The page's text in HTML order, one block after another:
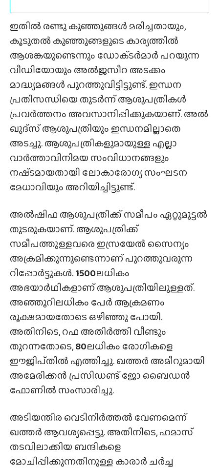
ഇതിൽ രണ്ടു കുഞ്ഞുങ്ങൾ മരിച്ചതായും,
കൂടുതൽ കുഞ്ഞുങ്ങളുടെ കാര്യത്തിൽ
ആശങ്കയുണ്ടെന്നും ഡോക്‌ടർമാർ പറയുന്ന
വീഡിയോയും അൽജസീറ അടക്കം
മാദ്ധ്യമങ്ങൾ പുറത്തുവിട്ടിട്ടുണ്ട്. ഇന്ധന
പ്രതിസന്ധിയെ തുടർന്ന് ആശുപത്രികൾ
പ്രവർത്തനം അവസാനിപ്പിക്കുകയാണ്. അൽ
ഖുദ്‌സ് ആശുപത്രിയും ഇന്ധനമില്ലാതെ
അടച്ചു. ആശുപത്രികളുമായുള്ള എല്ലാ
വാർത്താവിനിമയ സംവിധാനങ്ങളും
നഷ്‌ടമായതായി ലോകാരോഗ്യ സംഘടന
മേധാവിയും അറിയിച്ചിട്ടുണ്ട്.
അൽഷിഫ ആശുപത്രിക്ക് സമീപം ഏറ്റുമുട്ടൽ
തുടരുകയാണ്. ആശുപത്രിക്ക്
സമീപത്തുള്ളവരെ ഇസ്രയേൽ സൈന്യം
അക്രമിക്കുന്നുണ്ടെന്നാണ് പുറത്തുവരുന്ന
റിപ്പോർട്ടുകൾ.1500ലധികം
അഭയാർഥികളാണ് ആശുപത്രിയിലുള്ളത്.
അഞ്ഞൂറിലധികം പേർ ആക്രമണം
രൂക്ഷമായതോടെ ഒഴിഞ്ഞു പോയി.
അതിനിടെ, റഫ അതിർത്തി വീണ്ടും
തുറന്നതോടെ,80ലധികം രോഗികളെ
ഈജിപ്‌തിൽ എത്തിച്ചു. ഖത്തർ അമീറുമായി
അമേരിക്കൻ പ്രസിഡണ്ട് ജോ ബൈഡൻ
ഫോണിൽ സംസാരിച്ചു.
അടിയന്തിര വെടിനിർത്തൽ വേണമെന്ന്
ഖത്തർ ആവശ്യപ്പെട്ടു. അതിനിടെ, ഹമാസ്
തടവിലാക്കിയ ബന്ദികളെ
മോചിപ്പിക്കുന്നതിനുള്ള കാരാർ ചർച്ച